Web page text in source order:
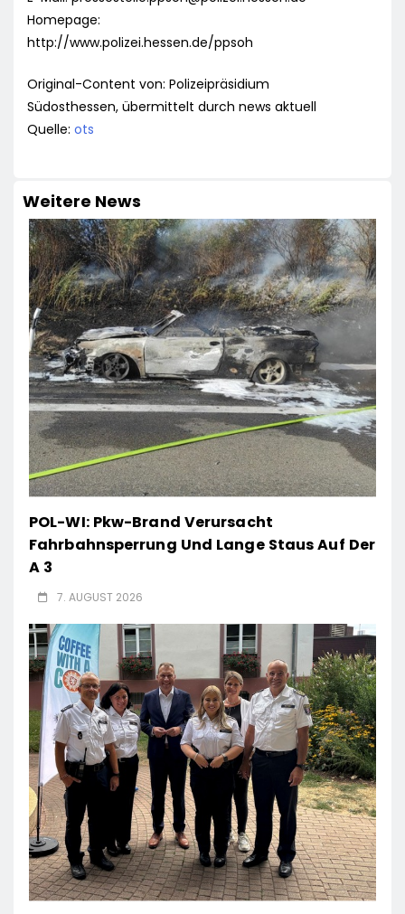
Homepage:
http://www.polizei.hessen.de/ppsoh
Original-Content von: Polizeipräsidium
Südosthessen, übermittelt durch news aktuell
Quelle: ots
Weitere News
POL-WI: Pkw-Brand Verursacht
Fahrbahnsperrung Und Lange Staus Auf Der
A 3
7. AUGUST 2026